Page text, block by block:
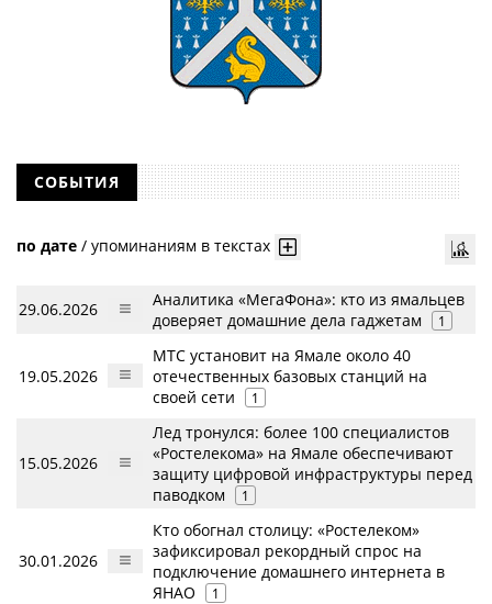
СОБЫТИЯ
по дате / упоминаниям в текстах
29.06.2026
Аналитика «МегаФона»: кто из ямальцев
доверяет домашние дела гаджетам
1
19.05.2026
МТС установит на Ямале около 40
отечественных базовых станций на
своей сети
1
15.05.2026
Лед тронулся: более 100 специалистов
«Ростелекома» на Ямале обеспечивают
защиту цифровой инфраструктуры перед
паводком
1
30.01.2026
Кто обогнал столицу: «Ростелеком»
зафиксировал рекордный спрос на
подключение домашнего интернета в
ЯНАО
1